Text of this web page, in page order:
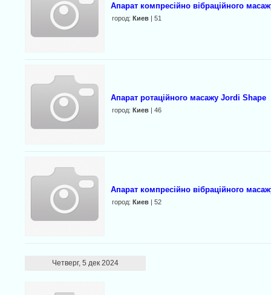
Апарат компресійно вібраційного
город: Киев| 51
Апарат ротаційного масажу Jordi Shape
город: Киев| 46
Апарат компресійно вібраційного
город: Киев| 52
Четверг, 5 дек 2024